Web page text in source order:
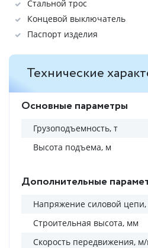
Стальной трос
Концевой выключатель
Паспорт изделия
Технические
Основные параметры
Грузоподъемность, т
Высота подъема, м
Дополнительные
Напряжение силовой
Строительная высота, мм
Скорость передвижения,